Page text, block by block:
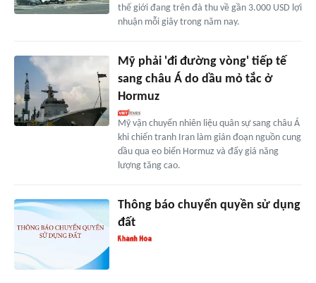
thế giới đang trên đà thu về gần 3.000 USD lợi
nhuận mỗi giây trong năm nay.
Mỹ phải 'đi đường vòng' tiếp tế
sang châu Á do dầu mỏ tắc ở
Hormuz
Mỹ vận chuyển nhiên liệu quân sự sang châu Á
khi chiến tranh Iran làm gián đoạn nguồn cung
dầu qua eo biển Hormuz và đẩy giá năng
lượng tăng cao.
Thông báo chuyển quyền sử dụng
đất